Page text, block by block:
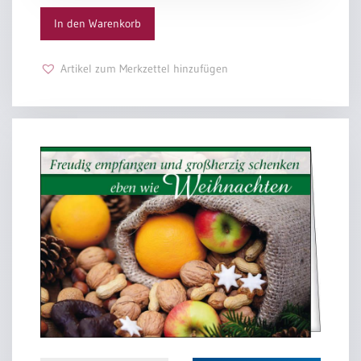
oder Kartengruß.
welches Kindergebetbuch
und mehr wird heute in einer nichtchristlichen Umwelt
und Ihre ureigene christliche Erfahrung gefragt sein.
Wenn der heranwachsende
Täufling Sie daraufhin anspricht, sollten Sie nicht
ausweichen, sondern sich glücklich
schätzen, dass er Sie ins Vertrauen zieht. Mögen Ihnen
die eigenen Worte auch
unvollkommen und hilflos erscheinen, sind sie doch
unersetzbar. So geben Sie als Pate
Zeugnis davon, was Ihnen der Glaube bedeutet und was
Sie – bei allen Schwierigkeiten
mit der Kirche – in der christlichen Gemeinschaft hält.
Manchmal mögen Ihnen die Hände gebunden sein und
Motiv)
Menge
In den Warenkorb
Artikel zum Merkzettel hinzufügen